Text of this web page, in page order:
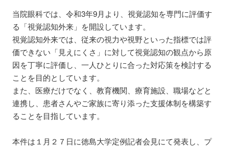
当院眼科では、令和3年9月より、視覚認知を専門に評価す
る「視覚認知外来」を開設しています。
視覚認知外来では、従来の視力や視野といった指標では評
価できない「見えにくさ」に対して視覚認知の観点から原
因を丁寧に評価し、一人ひとりに合った対応策を検討する
ことを目的としています。
また、医療だけでなく、教育機関、療育施設、職場などと
連携し、患者さんやご家族に寄り添った支援体制を構築す
ることを目指しています。
本件は１月２７日に徳島大学定例記者会見にて発表し、プ